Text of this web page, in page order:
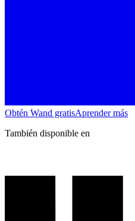
Obtén Wand gratisAprender más
También disponible en